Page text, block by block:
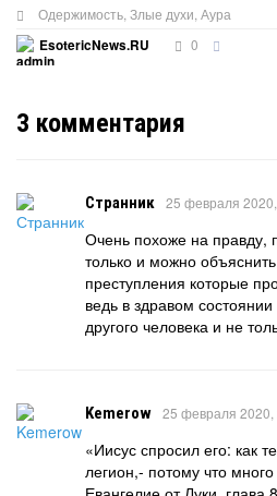
Одержимость, Злые духи Аура
EsotericNews.RU
0
3 комментария
Странник 25 февраля
Очень похоже на правду,
только и можно
преступления которые
ведь в здравом
другого человека и не
Kemerow 25 февраля 2020,
«Иисус спросил его: как
легион,- потому что